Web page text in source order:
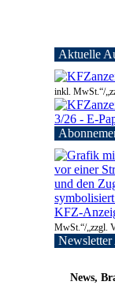
Aktuelle
inkl. MwSt.“/
3/26 - E-
KFZ-
MwSt.“/„zzgl.
News,